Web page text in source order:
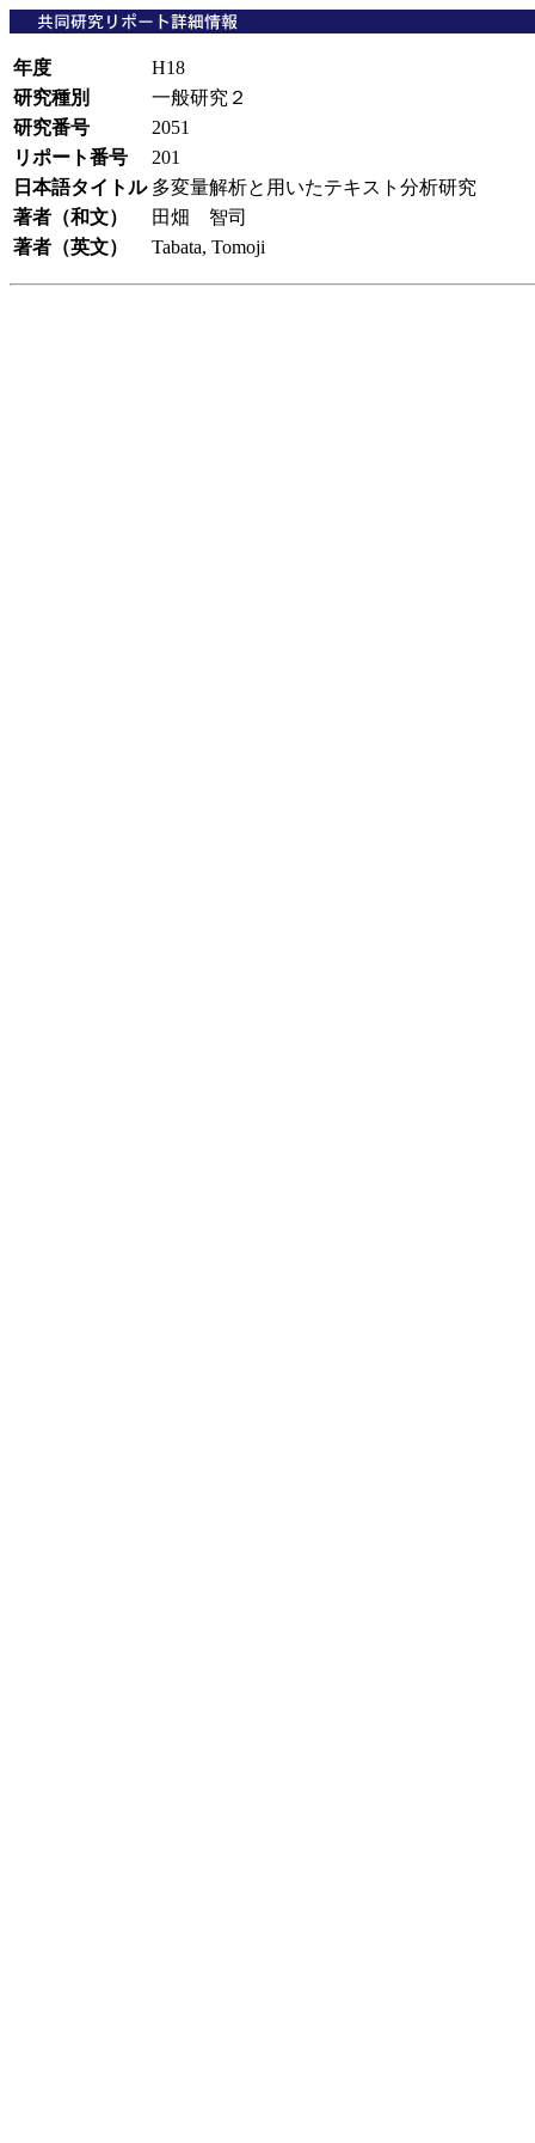
年度
H18
研究種別
一般研究２
研究番号
2051
リポート番号
201
日本語タイトル 多変量解析と用いたテキスト分析研究
著者（和文）
田畑 智司
著者（英文）
Tabata, Tomoji